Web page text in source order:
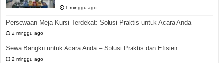
1 minggu ago
Persewaan Meja Kursi Terdekat: Solusi Praktis untuk Acara Anda
2 minggu ago
Sewa Bangku untuk Acara Anda – Solusi Praktis dan Efisien
2 minggu ago